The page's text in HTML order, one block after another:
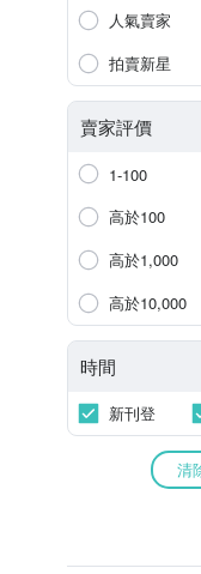
人氣賣家
拍賣新星
賣家評價
1-100
高於100
高於1,000
高於10,000
時間
新刊登
清